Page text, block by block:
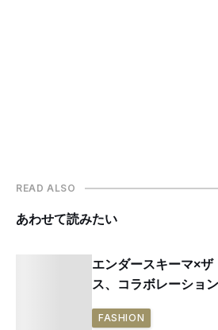
READ ALSO
あわせて読みたい
エンダースキーマ×ザ
ス、コラボレーショ
FASHION